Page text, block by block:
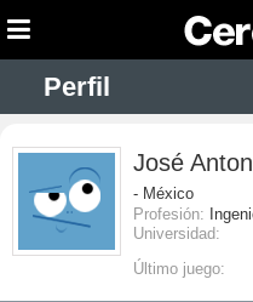
Perfil
José
- México
Profesión:
Universidad:
Último juego: